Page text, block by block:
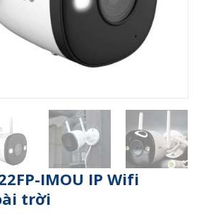
IMOU IP Wifi
trời